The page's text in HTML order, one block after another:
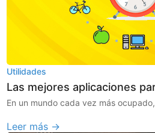
Utilidades
Las mejores aplicaciones
En un mundo cada vez más
Leer más →